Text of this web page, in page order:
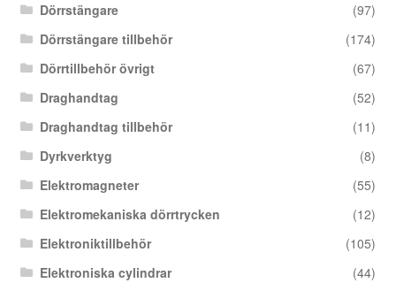
Dörrstängare
(97)
Dörrstängare tillbehör
(174)
Dörrtillbehör övrigt
(67)
Draghandtag
(52)
Draghandtag tillbehör
(11)
Dyrkverktyg
(8)
Elektromagneter
(55)
Elektromekaniska dörrtrycken
(12)
Elektroniktillbehör
(105)
Elektroniska cylindrar
(44)